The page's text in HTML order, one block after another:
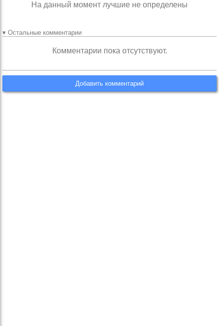
На данный момент лучшие не определены
▾ Остальные комментарии
Комментарии пока отсутствуют.
Добавить комментарий